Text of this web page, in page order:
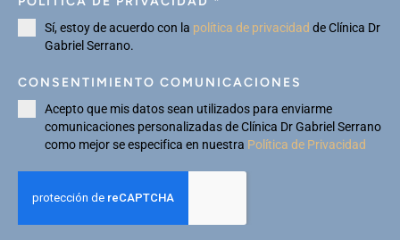
Sí, estoy de acuerdo con la política de privacidad de Clínica Dr
Gabriel Serrano.
CONSENTIMIENTO COMUNICACIONES
Acepto que mis datos sean utilizados para enviarme
comunicaciones personalizadas de Clínica Dr Gabriel Serrano
como mejor se especifica en nuestra Política de Privacidad